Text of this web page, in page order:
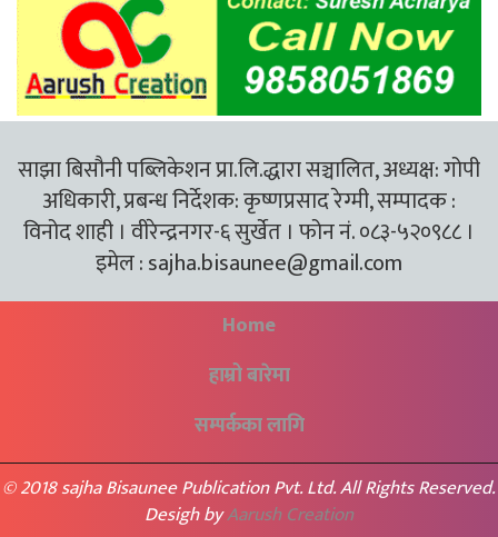
साझा बिसौनी पब्लिकेशन प्रा.लि.द्धारा सञ्चालित, अध्यक्ष: गोपी
अधिकारी, प्रबन्ध निर्देशक: कृष्णप्रसाद रेग्मी, सम्पादक :
विनोद शाही । वीरेन्द्रनगर-६ सुर्खेत । फोन नं. ०८३-५२०९८८ ।
इमेल :sajha.bisaunee@gmail.com
Home
हाम्रो बारेमा
सम्पर्कका लागि
© 2018 sajha Bisaunee Publication Pvt. Ltd. All Rights Reserved.
Desigh byAarush Creation